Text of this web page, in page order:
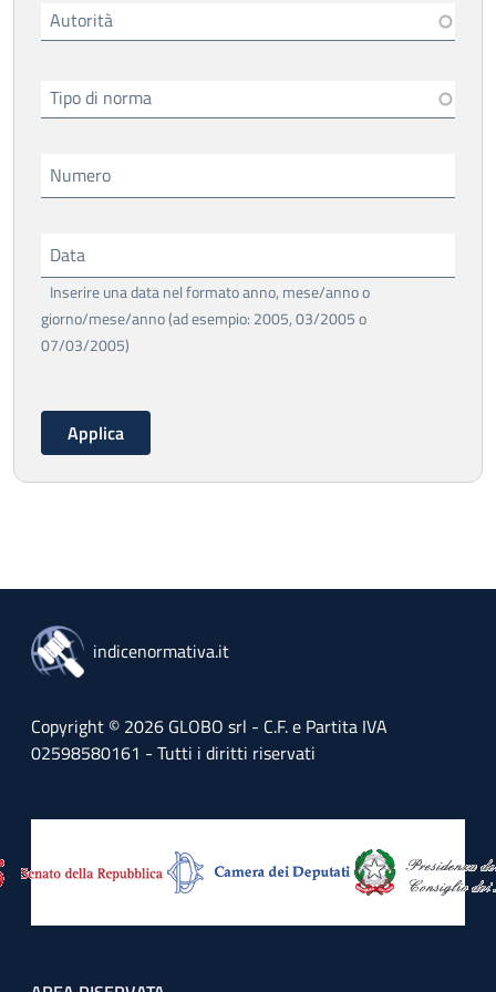
Autorità
Tipo di norma
Numero
Data
Inserire una data nel formato anno, mese/anno o
giorno/mese/anno (ad esempio: 2005, 03/2005 o
07/03/2005)
indicenormativa.it
Copyright © 2026 GLOBO srl - C.F. e Partita IVA
02598580161 - Tutti i diritti riservati